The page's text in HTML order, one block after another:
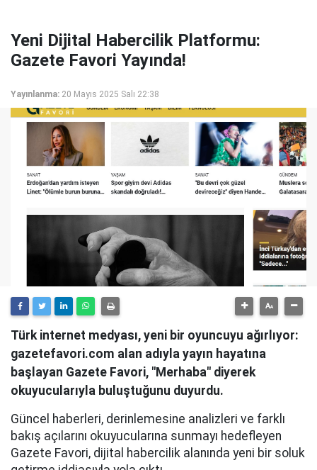
Yeni Dijital Habercilik Platformu:
Gazete Favori Yayında!
Yayınlanma: 20 Mayıs 2025 Salı 22:38
Türk internet medyası, yeni bir oyuncuyu ağırlıyor:
gazetefavori.com alan adıyla yayın hayatına
başlayan Gazete Favori, "Merhaba" diyerek
okuyucularıyla buluştuğunu duyurdu.
Güncel haberleri, derinlemesine analizleri ve farklı
bakış açılarını okuyucularına sunmayı hedefleyen
Gazete Favori, dijital habercilik alanında yeni bir soluk